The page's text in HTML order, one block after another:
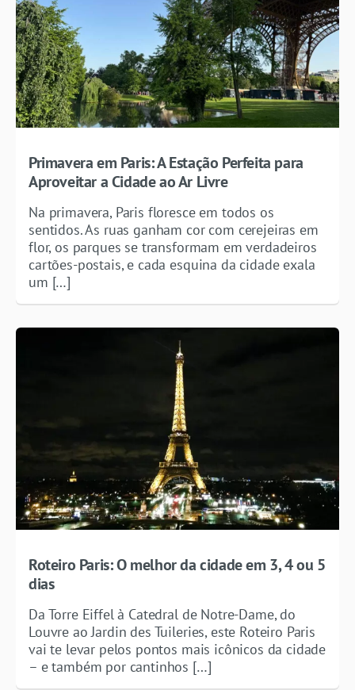
Primavera em Paris: A Estação Perfeita para
Aproveitar a Cidade ao Ar Livre
Na primavera, Paris floresce em todos os
sentidos. As ruas ganham cor com cerejeiras em
flor, os parques se transformam em verdadeiros
cartões-postais, e cada esquina da cidade exala
um […]
Roteiro Paris: O melhor da cidade em 3, 4 ou 5
dias
Da Torre Eiffel à Catedral de Notre-Dame, do
Louvre ao Jardin des Tuileries, este Roteiro Paris
vai te levar pelos pontos mais icônicos da cidade
– e também por cantinhos […]